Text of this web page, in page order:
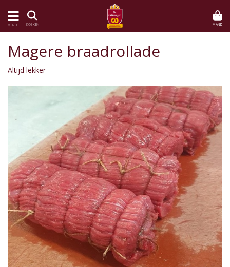
MENU ZOEKEN MAND
Magere braadrollade
Altijd lekker